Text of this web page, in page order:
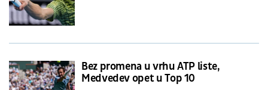
Bez promena u vrhu ATP liste,
Medvedev opet u Top 10